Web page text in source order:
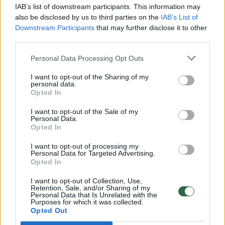
IAB’s list of downstream participants. This information may
also be disclosed by us to third parties on the IAB’s List of
Downstream Participants that may further disclose it to other
Personal Data Processing Opt Outs
I want to opt-out of the Sharing of my
personal data.
Opted In
I want to opt-out of the Sale of my
Personal Data.
Opted In
I want to opt-out of processing my
Personal Data for Targeted Advertising.
Opted In
I want to opt-out of Collection, Use,
Retention, Sale, and/or Sharing of my
Personal Data that Is Unrelated with the
Purposes for which it was collected.
Opted Out
00:00:49
Pateikė daugiau detalių apie iš tėvų paimtus šešis
vaikus: jiems kilusi grėsmė
vaiko gyvybių išgelbėti nepavyko
Žinios
Nufilmavo, kaip patvino Vilniaus Vakarinis aplinkkelis:
vaizdas pribloškia
Žinios | Lietuvos diena
00:02:01
„Pagarba pirmajai premjerei“: pasidalijo jautriais
prisiminimais apie Kazimierą Prunskienę